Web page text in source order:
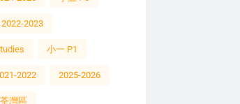
2022-2023
小一 P1
2022 2025-2026
荃灣區